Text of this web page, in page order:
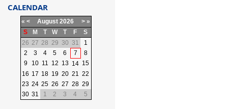
CALENDAR
« < August 2026 > »
S
M T W T F
S
26 27 28 29 30 31
1
2
3 4 5 6 7
8
9
10 11 12 13 14 15
16 17 18 19 20 21 22
23 24 25 26 27 28 29
30 31 1 2 3 4 5